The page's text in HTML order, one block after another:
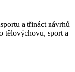
a třináct návrhů
tělovýchovu, sport a